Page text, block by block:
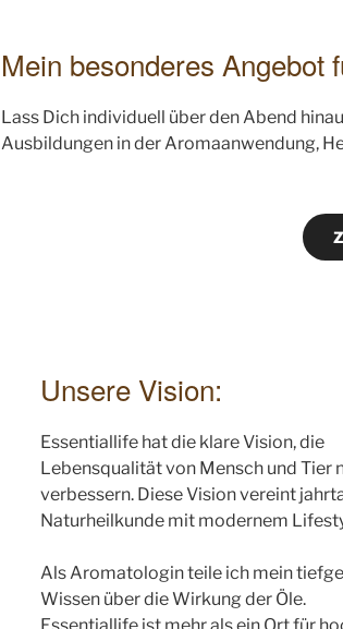
Mein besonderes Angebot
Lass Dich individuell über den Abend
Ausbildungen in der Aromaanwendung,
Unsere Vision:
Essentiallife hat die klare Vision, die
Lebensqualität von Mensch und Tier
verbessern. Diese Vision vereint
Naturheilkunde mit modernem
Als Aromatologin teile ich mein
Wissen über die Wirkung der Öle.